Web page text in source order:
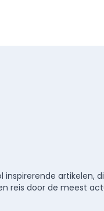
artikelen,
reis door de meest